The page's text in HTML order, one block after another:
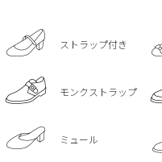
ストラップ付き
モンクストラップ
ミュール